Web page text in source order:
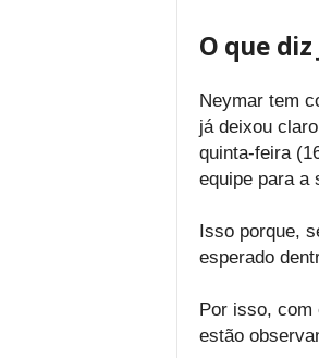
O que
Neymar tem
já deixou
quinta-feira
equipe para a
Isso porque,
esperado
Por isso, com
estão